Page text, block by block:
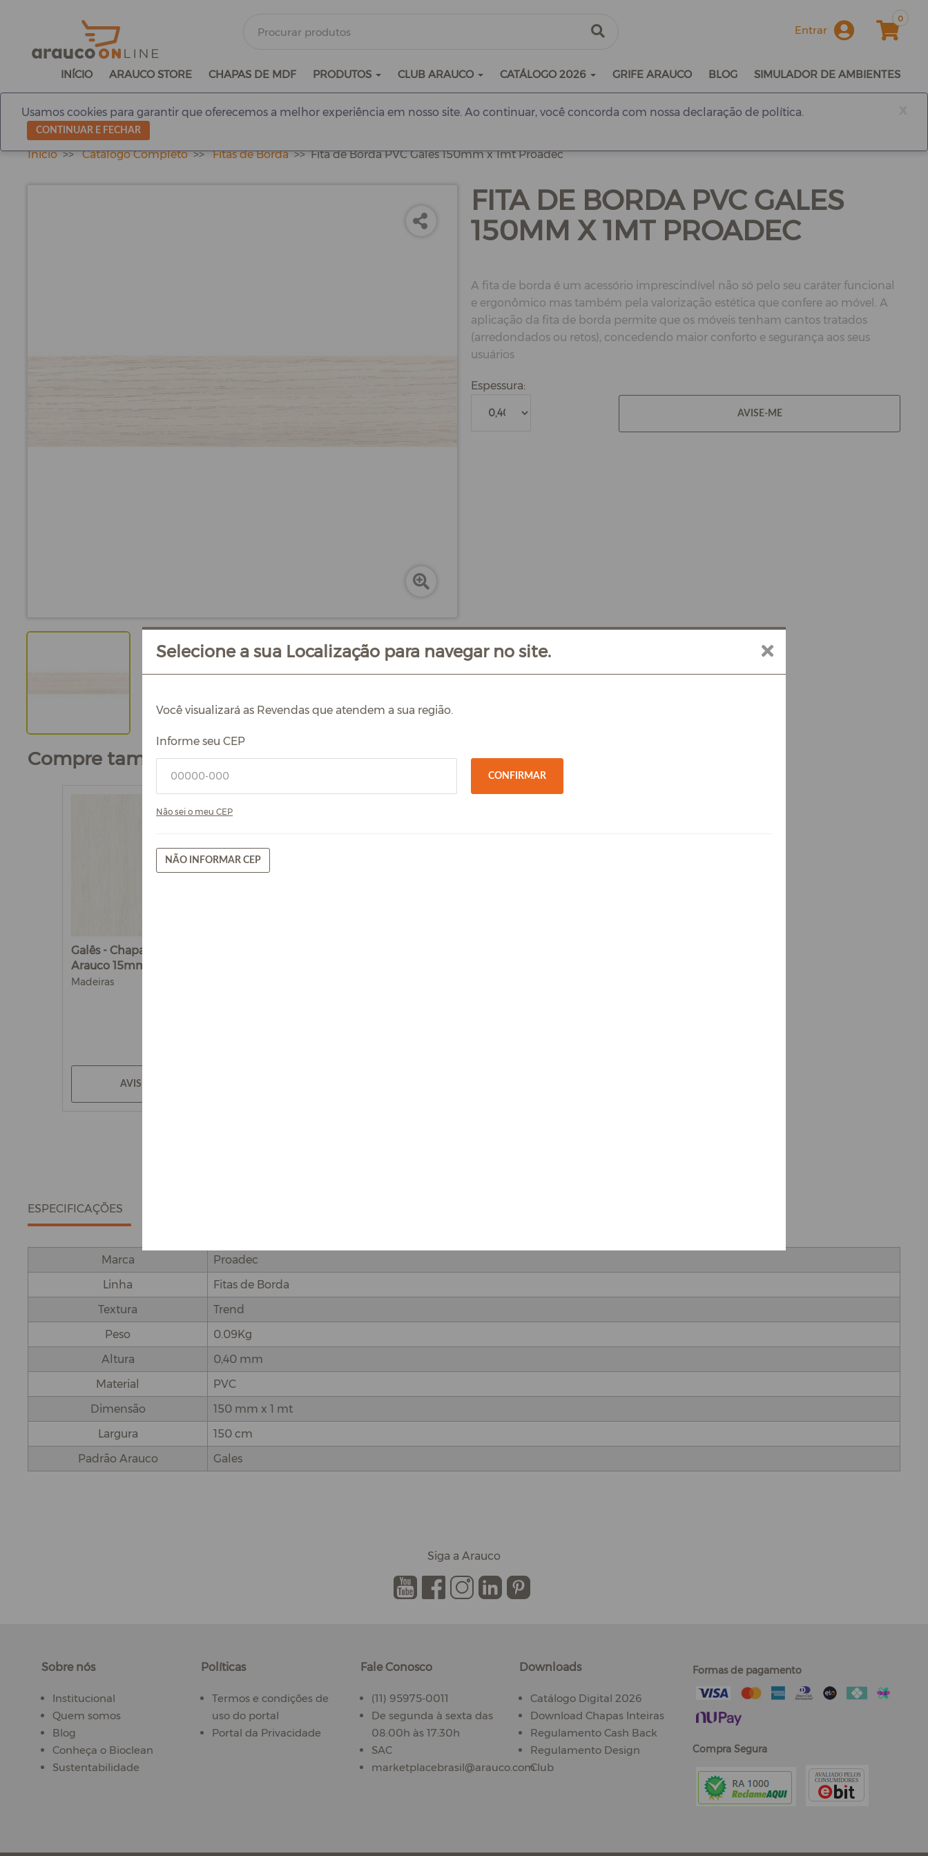
Entrar
0
INÍCIO ARAUCO STORE CHAPAS DE MDF PRODUTOS CLUB ARAUCO CATÁLOGO 2026 GRIFE ARAUCO BLOG SIMULADOR DE AMBIENTES
Usamos cookies para garantir que oferecemos a melhor experiência em nosso site. Ao continuar, você concorda com nossa declaração de política.
CONTINUAR E FECHAR
Início Catálogo Completo Fitas de Borda Fita de Borda PVC Gales 150mm x 1mt Proadec
FITA DE BORDA PVC GALES
150MM X 1MT PROADEC
A fita de borda é um acessório imprescindível não só pelo seu caráter funcional
e ergonômico mas também pela valorização estética que confere ao móvel. A
aplicação da fita de borda permite que os móveis tenham cantos tratados
(arredondados ou retos), concedendo maior conforto e segurança aos seus
usuários
Espessura:
AVISE-ME
Compre também
Galês - Chapa de MDF
Arauco 15mm
Madeiras
AVISE-ME
ESPECIFICAÇÕES
Marca
Proadec
Linha
Fitas de Borda
Textura
Trend
Peso
0.09Kg
Altura
0,40 mm
Material
PVC
Dimensão
150 mm x 1 mt
Largura
150 cm
Padrão Arauco
Gales
Siga a Arauco
. . . . .
Sobre nós
Institucional
Quem somos
Blog
Conheça o Bioclean
Sustentabilidade
Políticas
Termos e condições de
uso do portal
Portal da Privacidade
Fale Conosco
(11) 95975-0011
De segunda à sexta das
08:00h às 17:30h
SAC
marketplacebrasil@arauco.com
Downloads
Catálogo Digital 2026
Download Chapas Inteiras
Regulamento Cash Back
Regulamento Design
Club
Formas de pagamento
Compra Segura
Você visualizará as Revendas que atendem a sua região.
Informe seu CEP
CONFIRMAR
Não sei o meu CEP
NÃO INFORMAR CEP
Selecione a sua Localização para navegar no site.